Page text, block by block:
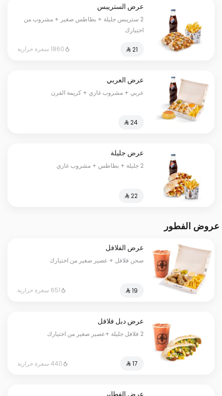
عرض الستريبس
2 ستريبس جليلة + بطاطس صغير + مشروب من
اختيارك
1860 سعرة حرارية
عرض العربي
عربي + مشروب غازي + كريمة الفرن
⁨⁦‪‬ 24⁩
عرض جليلة
2 جليلة + بطاطس + مشروب غازي
⁨⁦‪‬ 22⁩
عروض الفطور
عرض الفلافل
صحن فلافل + عصير صغير من اختيارك
651 سعرة حرارية
عرض دبل فلافل
2 فلافل جليلة +عصير صغير من اختيارك
440 سعرة حرارية